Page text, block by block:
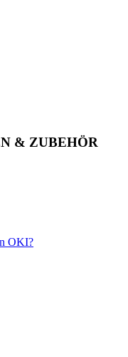
& ZUBEHÖR
OKI?